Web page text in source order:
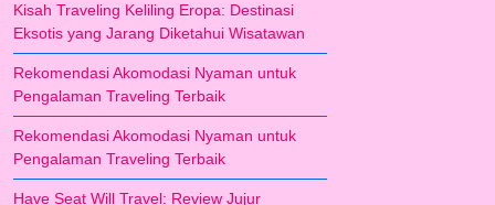
Kisah Traveling Keliling Eropa: Destinasi
Eksotis yang Jarang Diketahui Wisatawan
Rekomendasi Akomodasi Nyaman untuk
Pengalaman Traveling Terbaik
Rekomendasi Akomodasi Nyaman untuk
Pengalaman Traveling Terbaik
Have Seat Will Travel: Review Jujur